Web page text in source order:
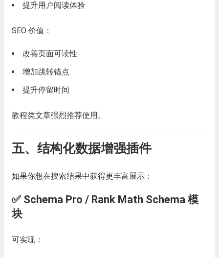
提升用户阅读体验
SEO 价值：
改善页面可读性
增加跳转锚点
提升停留时间
教程类文章强烈推荐使用。
五、结构化数据增强插件
如果你想在搜索结果中获得更丰富展示：
✅ Schema Pro / Rank Math Schema 模
块
可实现：